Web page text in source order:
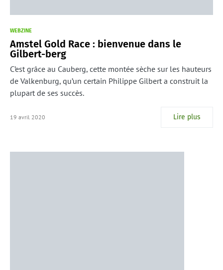
WEBZINE
Amstel Gold Race : bienvenue dans le
Gilbert-berg
C’est grâce au Cauberg, cette montée sèche sur les hauteurs
de Valkenburg, qu’un certain Philippe Gilbert a construit la
plupart de ses succès.
19 avril 2020 Lire plus